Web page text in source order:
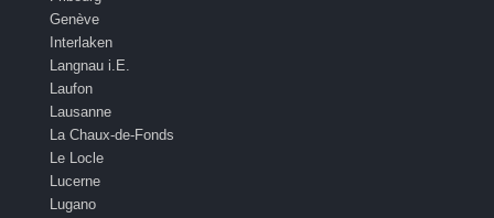
Genève
Interlaken
Langnau i.E.
Laufon
Lausanne
La Chaux-de-Fonds
Le Locle
Lucerne
Lugano